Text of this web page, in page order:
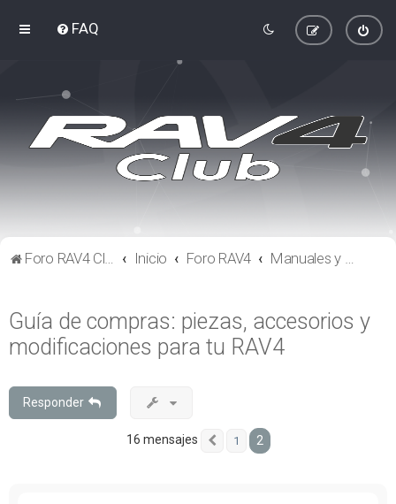
FAQ
Foro RAV4 Club Inicio Foro RAV4 Manuales y guías
Guía de compras: piezas, accesorios y
modificaciones para tu RAV4
Responder
16 mensajes Anterior
1 2